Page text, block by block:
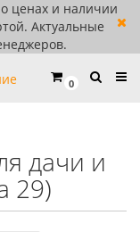
ценах и наличии
Актуальные
0
дачи и
29)